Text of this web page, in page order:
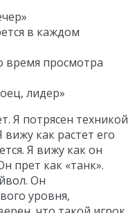
в каждом
время просмотра
лидер»
Я потрясен техникой
как растет его
Я вижу как он
прет как «танк».
Он
уровня,